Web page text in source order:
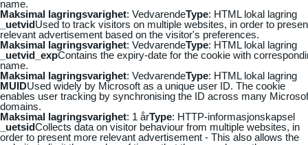
name.
Maksimal lagringsvarighet: VedvarendeType: HTML lokal lagring
_uetvidUsed to track visitors on multiple websites, in order to
relevant advertisement based on the visitor's preferences.
Maksimal lagringsvarighet: VedvarendeType: HTML lokal lagring
_uetvid_expContains the expiry-date for the cookie with
name.
Maksimal lagringsvarighet: VedvarendeType: HTML lokal lagring
MUIDUsed widely by Microsoft as a unique user ID. The cookie
enables user tracking by synchronising the ID across many
domains.
Maksimal lagringsvarighet: 1 årType: HTTP-informasjonskapsel
_uetsidCollects data on visitor behaviour from multiple websites, in
order to present more relevant advertisement - This also allows the